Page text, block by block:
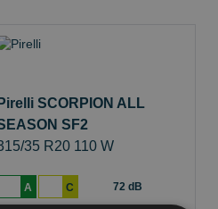
Pirelli SCORPION ALL
SF2
35 R20 110 W
A C 72 dB